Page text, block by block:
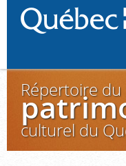
Répertoire du
culturel du